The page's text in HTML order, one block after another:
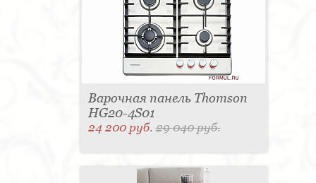
Варочная панель Thomson
HG20-4S01
24 200 руб.29 040 руб.